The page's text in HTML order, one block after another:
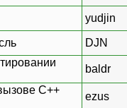
yudjin
DJN
baldr
С++
ezus